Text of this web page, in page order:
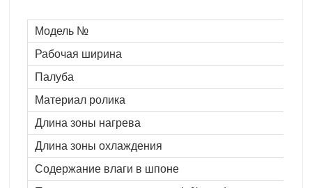
Модель №
Рабочая ширина
Палуба
Материал ролика
Длина зоны нагрева
Длина зоны охлаждения
Содержание влаги в шпоне